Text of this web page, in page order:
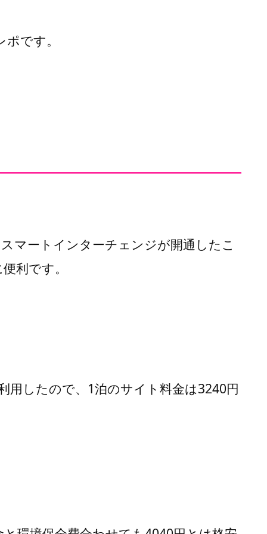
です。
マートインターチェンジが開通したこ
利です。
用したので、1泊のサイト料金は3240円